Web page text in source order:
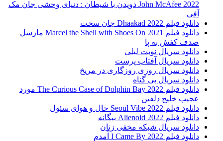
John McAfee 2022 دویدن با شیطان : دنیای وحشی جان مک
آفی
دانلود فیلم Dhaakad 2022 جان سخت
دانلود فیلم Marcel the Shell with Shoes On 2021 مارسل
صدف کفش به پا
دانلود سریال نوبت لیلی
دانلود سریال آفتاب پرست
دانلود سریال روزی روزگاری در مریخ
دانلود سریال بی گناه
دانلود فیلم The Curious Case of Dolphin Bay 2022 مورد
عجیب خلیج دلفین
دانلود فیلم Seoul Vibe 2022 حال و هوای سئول
دانلود فیلم Alienoid 2022 بیگانه
دانلود سریال شبکه مخفی زنان
دانلود فیلم I Came By 2022 آمدم